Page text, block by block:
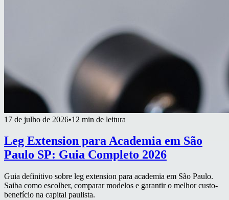
17 de julho de 2026•12 min de leitura
Leg Extension para Academia em São
Paulo SP: Guia Completo 2026
Guia definitivo sobre leg extension para academia em São Paulo.
Saiba como escolher, comparar modelos e garantir o melhor custo-
benefício na capital paulista.